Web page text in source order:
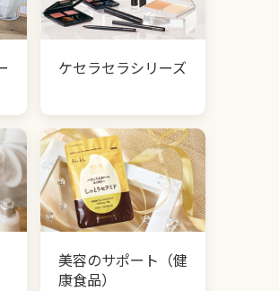
ケセラセラシリーズ
美容のサポート（健
康食品）